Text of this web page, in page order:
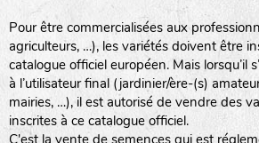
Pour être commercialisées aux
agriculteurs, …), les variétés doivent être
catalogue officiel européen. Mais lorsqu’il
à l’utilisateur final (jardinier/ère-(s)
mairies, …), il est autorisé de vendre des
inscrites à ce catalogue officiel.
C'est la vente de semences qui est